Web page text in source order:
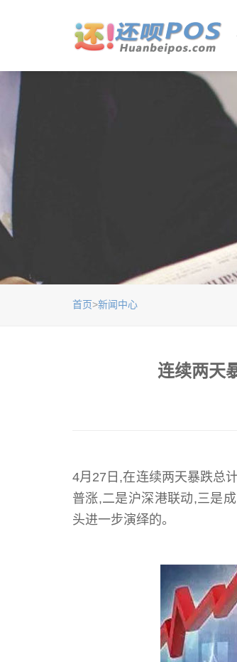
首页>新闻中心
连续两天
4月27日,在连续两天暴跌总
普涨,二是沪深港联动,三是
头进一步演绎的。